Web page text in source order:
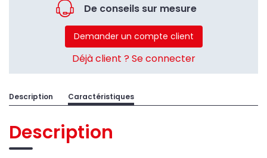
De conseils sur mesure
Demander un compte client
Déjà client ? Se connecter
Description Caractéristiques
Description